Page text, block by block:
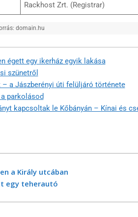
Rackhost Zrt. (Registrar)
domain.hu
égett egy ikerház egyik lakása
szünetről
a Jászberényi úti felüljáró története
parkolásod
kapcsoltak le Kőbányán – Kínai és
a Király utcában
egy teherautó